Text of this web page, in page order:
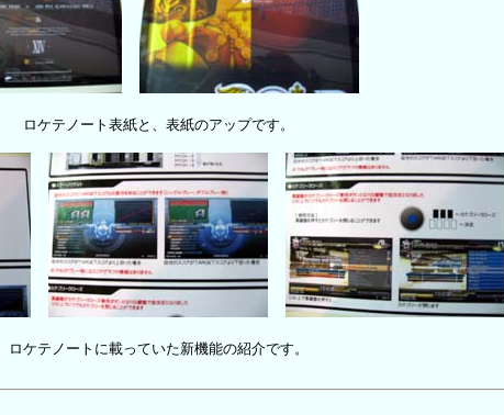
ロケテノート表紙と、表紙のアップです。
ロケテノートに載っていた新機能の紹介です。